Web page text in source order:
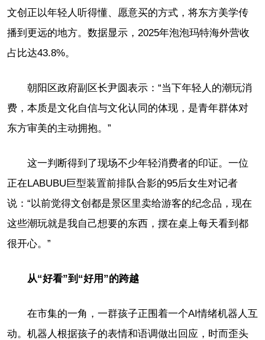
文创正以年轻人听得懂、愿意买的方式，将东方美学传
播到更远的地方。数据显示，2025年泡泡玛特海外营收
占比达43.8%。
朝阳区政府副区长尹圆表示：“当下年轻人的潮玩消
费，本质是文化自信与文化认同的体现，是青年群体对
东方审美的主动拥抱。”
这一判断得到了现场不少年轻消费者的印证。一位
正在LABUBU巨型装置前排队合影的95后女生对记者
说：“以前觉得文创都是景区里卖给游客的纪念品，现在
这些潮玩就是我自己想要的东西，摆在桌上每天看到都
很开心。”
从“好看”到“好用”的跨越
在市集的一角，一群孩子正围着一个AI情绪机器人互
动。机器人根据孩子的表情和语调做出回应，时而歪头